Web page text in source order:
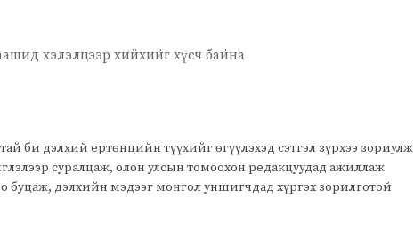
хэлэлцээр хийхийг хүсч байна
би дэлхий ертөнцийн түүхийг өгүүлэхэд сэтгэл зүрхээ зориулж
суралцаж, олон улсын томоохон редакцуудад ажиллаж
буцаж, дэлхийн мэдээг монгол уншигчдад хүргэх зорилготой